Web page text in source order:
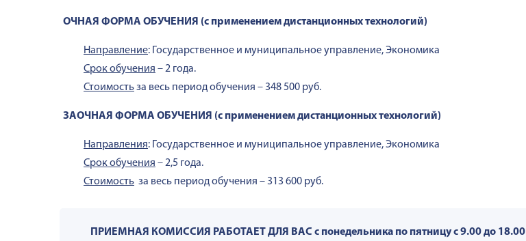
ОЧНАЯ ФОРМА ОБУЧЕНИЯ (с применением дистанционных технологий)
Направление: Государственное и муниципальное управление, Экономика
Срок обучения – 2 года.
Стоимостьза весь период обучения – 348 500 руб.
ЗАОЧНАЯ ФОРМА ОБУЧЕНИЯ (с применением дистанционных технологий)
Направления: Государственное и муниципальное управление, Экономика
Срок обучения – 2,5 года.
Стоимость за весь период обучения – 313 600 руб.
ПРИЕМНАЯ КОМИССИЯ РАБОТАЕТ ДЛЯ ВАС с понедельника по пятницу с 9.00 до 18.00